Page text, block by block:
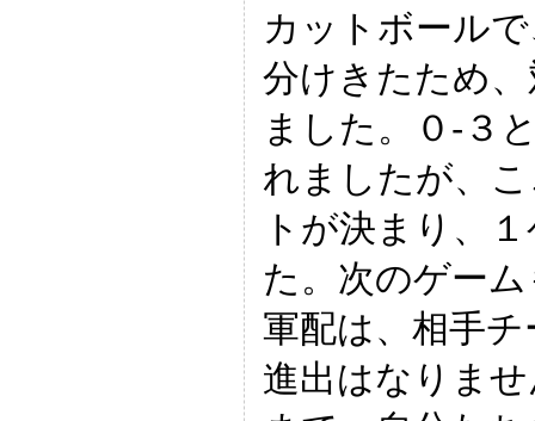
カットボール
分けきたため
ました。０-３
れましたが、
トが決まり、
た。次のゲー
軍配は、相手
進出はなりま